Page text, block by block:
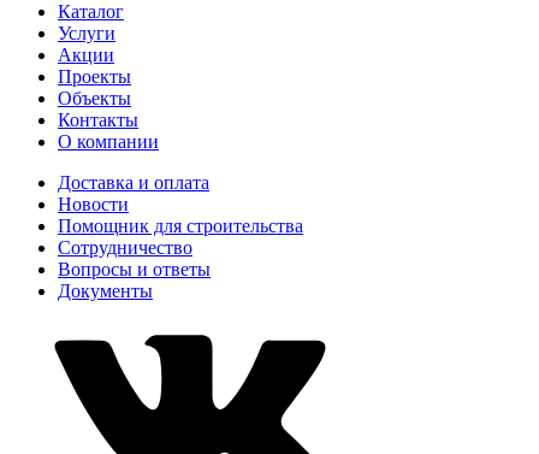
Каталог
Услуги
Акции
Проекты
Объекты
Контакты
О компании
Доставка и оплата
Новости
Помощник для строительства
Сотрудничество
Вопросы и ответы
Документы